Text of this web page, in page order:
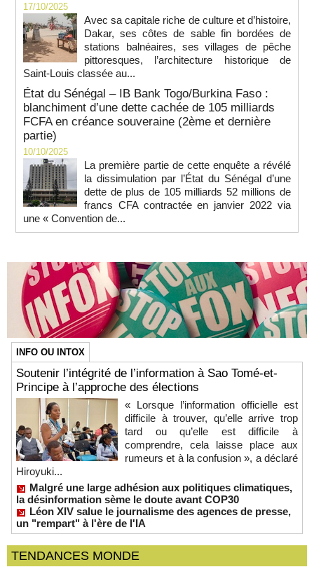
17/10/2025
Avec sa capitale riche de culture et d’histoire,
Dakar, ses côtes de sable fin bordées de
stations balnéaires, ses villages de pêche
pittoresques, l’architecture historique de
Saint-Louis classée au...
État du Sénégal – IB Bank Togo/Burkina Faso :
blanchiment d’une dette cachée de 105 milliards
FCFA en créance souveraine (2ème et dernière
partie)
10/10/2025
La première partie de cette enquête a révélé
la dissimulation par l’État du Sénégal d’une
dette de plus de 105 milliards 52 millions de
francs CFA contractée en janvier 2022 via
une « Convention de...
INFO OU INTOX
Soutenir l’intégrité de l’information à Sao Tomé-et-
Principe à l’approche des élections
« Lorsque l’information officielle est
difficile à trouver, qu’elle arrive trop
tard ou qu’elle est difficile à
comprendre, cela laisse place aux
rumeurs et à la confusion », a déclaré
Hiroyuki...
Malgré une large adhésion aux politiques climatiques,
la désinformation sème le doute avant COP30
Léon XIV salue le journalisme des agences de presse,
un "rempart" à l'ère de l'IA
TENDANCES MONDE